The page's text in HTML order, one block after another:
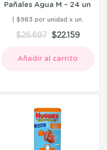
Pañales Agua M – 24 un
$983 por unidad
$26.697 $22.159
Añadir al carrito